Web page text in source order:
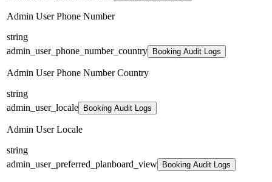
Admin User Phone Number
string
admin_user_phone_number_country
Booking Audit Logs
Admin User Phone Number Country
string
admin_user_locale
Booking Audit Logs
Admin User Locale
string
admin_user_preferred_planboard_view
Booking Audit Logs